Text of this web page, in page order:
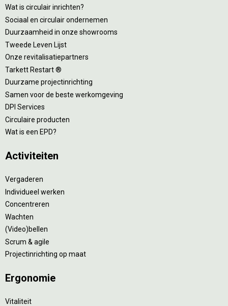
Wat is circulair inrichten?
Sociaal en circulair ondernemen
Duurzaamheid in onze showrooms
Tweede Leven Lijst
Onze revitalisatiepartners
Tarkett Restart ®
Duurzame projectinrichting
Samen voor de beste werkomgeving
DPI Services
Circulaire producten
Wat is een EPD?
Activiteiten
Vergaderen
Individueel werken
Concentreren
Wachten
(Video)bellen
Scrum & agile
Projectinrichting op maat
Ergonomie
Vitaliteit